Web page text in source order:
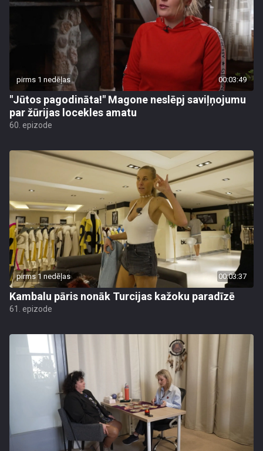
pirms 1 nedēļas 00:03:49
"Jūtos pagodināta!" Magone neslēpj saviļņojumu
par žūrijas locekles amatu
60. epizode
pirms 1 nedēļas 00:03:37
Kambalu pāris nonāk Turcijas kažoku paradīzē
61. epizode